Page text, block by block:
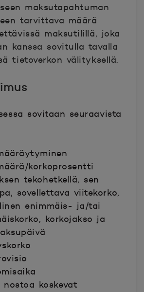
maksutapahtuman
tarvittava määrä
maksutilillä, joka
kanssa sovitulla tavalla
tietoverkon välityksellä.
sovitaan seuraavista
korkoprosentti
tekohetkellä, sen
sovellettava viitekorko,
enimmäis- ja/tai
korkojakso ja
nostoa koskevat